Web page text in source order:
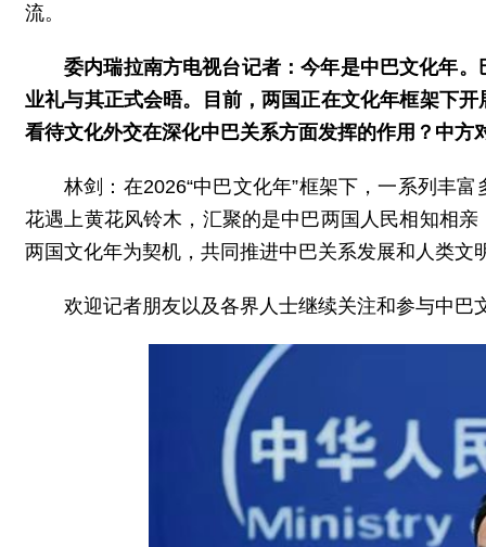
流。
委内瑞拉南方电视台记者：今年是中巴文化年
业礼与其正式会晤。目前，两国正在文化年框架下
看待文化外交在深化中巴关系方面发挥的作用？中方
林剑：在2026“中巴文化年”框架下，一系列丰
花遇上黄花风铃木，汇聚的是中巴两国人民相知相
两国文化年为契机，共同推进中巴关系发展和人类文
欢迎记者朋友以及各界人士继续关注和参与中